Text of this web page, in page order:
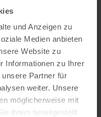
und Anzeigen zu
Medien anbieten
Website zu
Informationen zu Ihrer
Partner für
weiter. Unsere
möglicherweise mit
ihnen bereitgestellt
Kopphof est seul